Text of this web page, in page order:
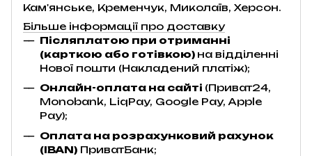
Кам'янське, Кременчук, Миколаїв, Херсон.
Більше інформації про доставку
Післяплатою при отриманні
(карткою або готівкою) на відділенні
Нової пошти (Накладений платіж);
Онлайн-оплата на сайті (Приват24,
Monobank, LiqPay, Google Pay, Apple
Pay);
Оплата на розрахунковий рахунок
(IBAN) ПриватБанк;